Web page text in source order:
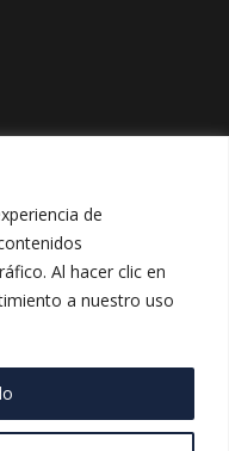
de
Al hacer clic en
a nuestro uso